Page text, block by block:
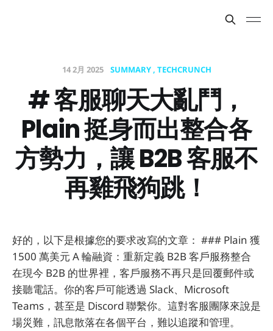
14 2月 2025 SUMMARY TECHCRUNCH
# 客服聊天大亂鬥，
Plain 挺身而出整合各
方勢力，讓 B2B 客服不
再雞飛狗跳！
好的，以下是根據您的要求改寫的文章： ### Plain 獲
1500 萬美元 A 輪融資：重新定義 B2B 客戶服務整合
在現今 B2B 的世界裡，客戶服務不再只是回覆郵件或
接聽電話。你的客戶可能透過 Slack、Microsoft
Teams，甚至是 Discord 聯繫你。這對客服團隊來說是
場災難，訊息散落在各個平台，難以追蹤和管理。